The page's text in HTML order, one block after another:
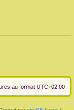
au format UTC+02:00